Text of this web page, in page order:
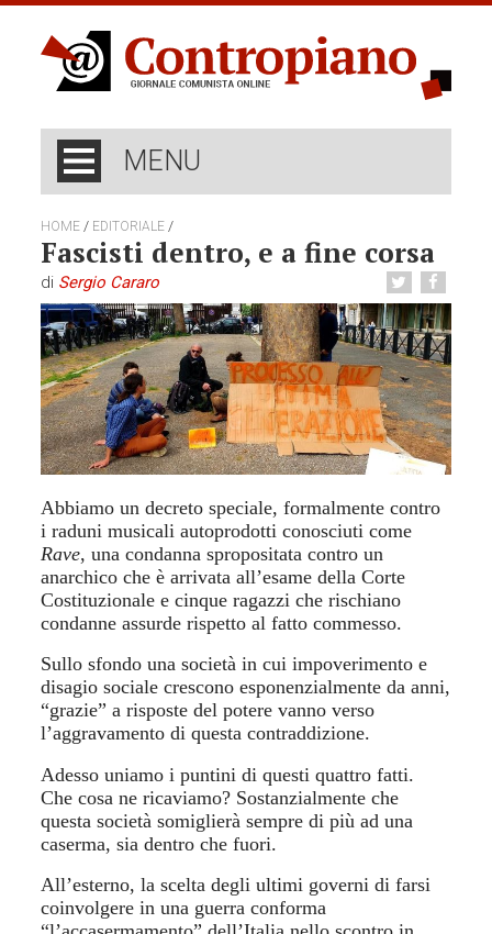
MENU
HOME / EDITORIALE /
Fascisti dentro, e a fine corsa
di Sergio Cararo
Abbiamo un decreto speciale, formalmente contro
i raduni musicaliautoprodotti conosciuti come
Rave, una condanna spropositata contro un
anarchico che è arrivata all’esame della Corte
Costituzionale e cinque ragazzi che rischiano
condanneassurde rispetto al fatto commesso.
Sullo sfondo una società in cui impoverimento e
disagio sociale crescono esponenzialmente da anni,
“grazie”arisposte del potere vanno verso
l’aggravamento di questa contraddizione.
Adesso uniamo i puntini di questi quattro fatti.
Che cosa ne ricaviamo? Sostanzialmenteche
questa società somiglierà sempre di più ad una
caserma, sia dentro che fuori.
All’esterno, la scelta degli ultimi governi di farsi
coinvolgere in una guerra conforma